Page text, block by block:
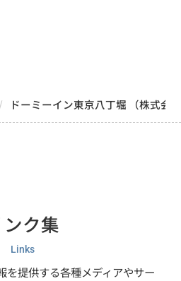
屋号：
ドーミーイン東京八丁堀 社名：
（株式会
ンク集
Links
を提供する各種メディアやサー